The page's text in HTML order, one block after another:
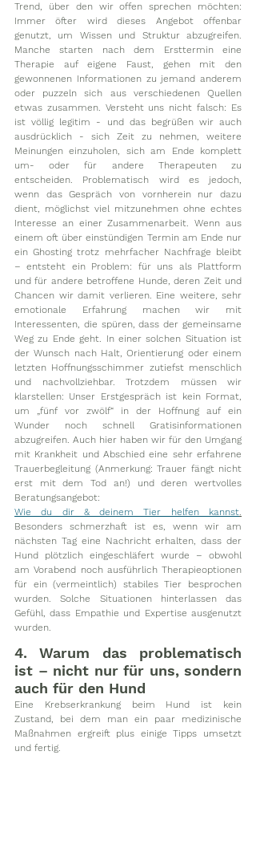
Trend, über den wir offen sprechen möchten:
Immer öfter wird dieses Angebot offenbar
genutzt, um Wissen und Struktur abzugreifen.
Manche starten nach dem Ersttermin eine
Therapie auf eigene Faust, gehen mit den
gewonnenen Informationen zu jemand anderem
oder puzzeln sich aus verschiedenen Quellen
etwas zusammen. Versteht uns nicht falsch: Es
ist völlig legitim - und das begrüßen wir auch
ausdrücklich - sich Zeit zu nehmen, weitere
Meinungen einzuholen, sich am Ende komplett
um- oder für andere Therapeuten zu
entscheiden. Problematisch wird es jedoch,
wenn das Gespräch von vornherein nur dazu
dient, möglichst viel mitzunehmen ohne echtes
Interesse an einer Zusammenarbeit. Wenn aus
einem oft über einstündigen Termin am Ende nur
ein Ghosting trotz mehrfacher Nachfrage bleibt
– entsteht ein Problem: für uns als Plattform
und für andere betroffene Hunde, deren Zeit und
Chancen wir damit verlieren. Eine weitere, sehr
emotionale Erfahrung machen wir mit
Interessenten, die spüren, dass der gemeinsame
Weg zu Ende geht. In einer solchen Situation ist
der Wunsch nach Halt, Orientierung oder einem
letzten Hoffnungsschimmer zutiefst menschlich
und nachvollziehbar. Trotzdem müssen wir
klarstellen: Unser Erstgespräch ist kein Format,
um „fünf vor zwölf“ in der Hoffnung auf ein
Wunder noch schnell Gratisinformationen
abzugreifen. Auch hier haben wir für den Umgang
mit Krankheit und Abschied eine sehr erfahrene
Trauerbegleitung (Anmerkung: Trauer fängt nicht
erst mit dem Tod an!) und deren wertvolles
Beratungsangebot:
Wie du dir & deinem Tier helfen kannst.
Besonders schmerzhaft ist es, wenn wir am
nächsten Tag eine Nachricht erhalten, dass der
Hund plötzlich eingeschläfert wurde – obwohl
am Vorabend noch ausführlich Therapieoptionen
für ein (vermeintlich) stabiles Tier besprochen
wurden. Solche Situationen hinterlassen das
Gefühl, dass Empathie und Expertise ausgenutzt
wurden.
4. Warum das problematisch
ist – nicht nur für uns, sondern
auch für den Hund
Eine Krebserkrankung beim Hund ist kein
Zustand, bei dem man ein paar medizinische
Maßnahmen ergreift plus einige Tipps umsetzt
und fertig.